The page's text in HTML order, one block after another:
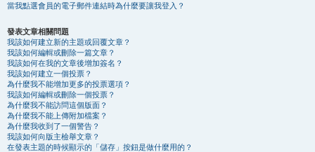
當我點選會員的電子郵件連結時為什麼要讓我登入？
發表文章相關問題
我該如何建立新的主題或回覆文章？
我該如何編輯或刪除一篇文章？
我該如何在我的文章後增加簽名？
我該如何建立一個投票？
為什麼我不能增加更多的投票選項？
我該如何編輯或刪除一個投票？
為什麼我不能訪問這個版面？
為什麼我不能上傳附加檔案？
為什麼我收到了一個警告？
我該如何向版主檢舉文章？
在發表主題的時候顯示的「儲存」按鈕是做什麼用的？